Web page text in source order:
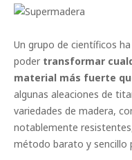
Un grupo de científicos
poder transformar
material más fuerte
algunas aleaciones de
variedades de madera,
notablemente
método barato y sencillo